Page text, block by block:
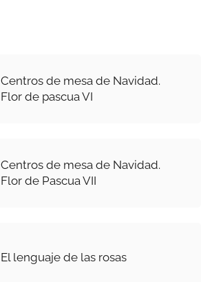
Centros de mesa de Navidad.
Flor de pascua VI
Centros de mesa de Navidad.
Flor de Pascua VII
El lenguaje de las rosas